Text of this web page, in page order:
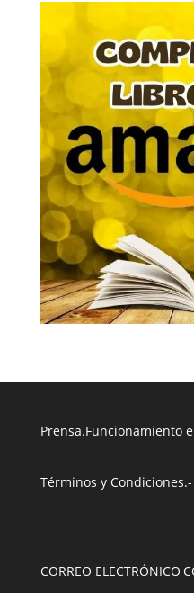
Prensa.Funcionamiento
Términos y Condiciones.
CORREO ELECTRÓNICO